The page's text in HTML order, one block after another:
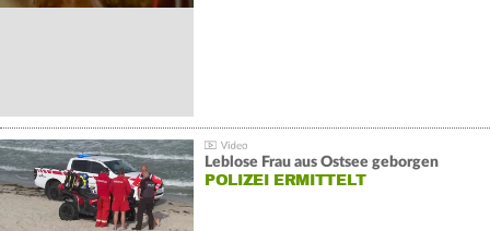
Leblose Frau aus Ostsee geborgen
POLIZEI ERMITTELT